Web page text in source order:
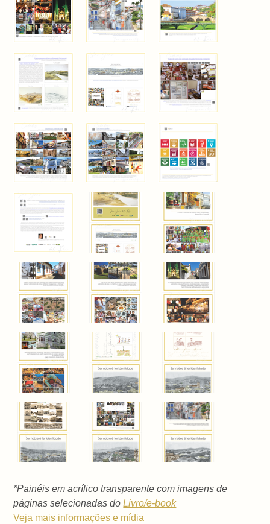
*Painéis em acrílico transparente com imagens de
páginas selecionadas doLivro/e-book
Veja mais informações e mídia